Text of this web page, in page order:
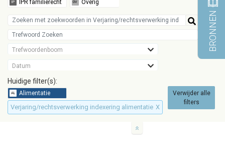
Trefwoordenboom
Datum
Huidige filter(s):
Verjaring/rechtsverwerking indexering alimentatie X
Verwijder alle
filters
BRONNEN